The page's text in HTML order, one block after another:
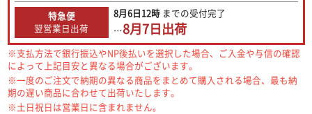
特急便
翌営業日出荷
8月6日12時 までの受付完了
…8月7日出荷
※支払方法で銀行振込やNP後払いを選択した場合、ご入金や与信の確認
によって上記目安と異なる場合がございます。
※一度のご注文で納期の異なる商品をまとめて購入される場合、最も納
期の遅い商品に合わせて出荷いたします。
※土日祝日は営業日に含まれません。